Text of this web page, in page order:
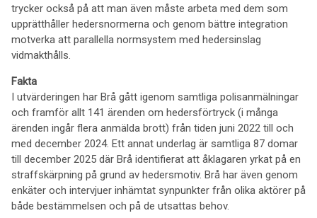
trycker också på att man även måste arbeta med dem som
upprätthåller hedersnormerna och genom bättre integration
motverka att parallella normsystem med hedersinslag
vidmakthålls.
Fakta
I utvärderingen har Brå gått igenom samtliga polisanmälningar
och framför allt 141 ärenden om hedersförtryck (i många
ärenden ingår flera anmälda brott) från tiden juni 2022 till och
med december 2024. Ett annat underlag är samtliga 87 domar
till december 2025 där Brå identifierat att åklagaren yrkat på en
straffskärpning på grund av hedersmotiv. Brå har även genom
enkäter och intervjuer inhämtat synpunkter från olika aktörer på
både bestämmelsen och på de utsattas behov.